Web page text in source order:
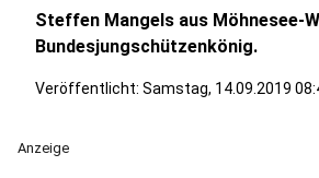
Steffen Mangels aus Möhnesee-
Bundesjungschützenkönig.
Veröffentlicht: Samstag, 14.09.2019
Anzeige